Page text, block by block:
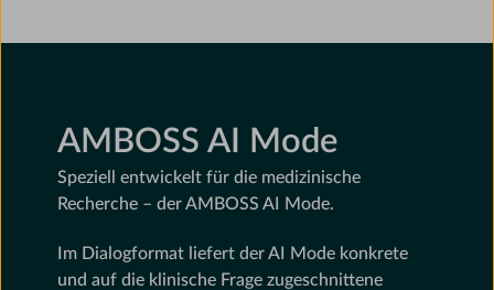
AMBOSS AI Mode
Speziell entwickelt für die medizinische
Recherche – der AMBOSS AI Mode.
Im Dialogformat liefert der AI Mode konkrete
und auf die klinische Frage zugeschnittene